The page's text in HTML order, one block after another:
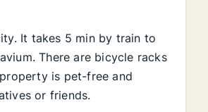
It takes 5 min by train to
There are bicycle racks
is pet-free and
or friends.